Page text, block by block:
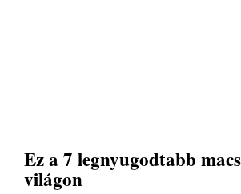
Ez a 7 legnyugodtabb
világon